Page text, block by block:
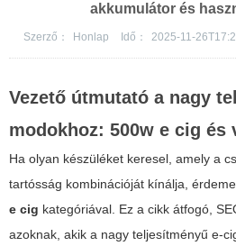
akkumulátor és
Szerző： Honlap Idő： 2025-11-
Vezető útmutató a nagy
modokhoz: 500w e cig és
Ha olyan készüléket keresel, amely a
tartósság kombinációját kínálja,
e cig kategóriával. Ez a cikk átfogó,
azoknak, akik a nagy teljesítményű e-